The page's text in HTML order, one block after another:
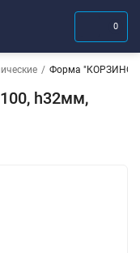
0
/ Форма
h32мм,